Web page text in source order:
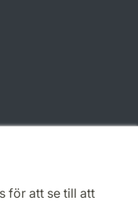
för att se till att